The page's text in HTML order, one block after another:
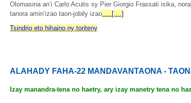
Olomasina an’i Carlo Acutis sy Pier Giorgio Frassati isika,
tanora amin’izao taon-jobily izao.....[....]
Tsindrio eto hihaino ny toriteny
ALAHADY FAHA-22 MANDAVANTAONA -
Izay manandra-tena no haetry, ary izay manetry tena no